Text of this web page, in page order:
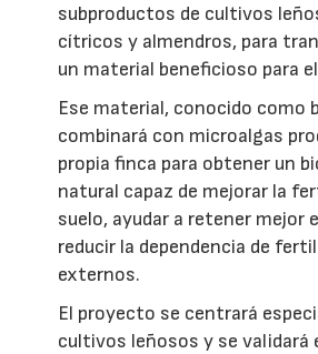
subproductos de cultivos
cítricos y almendros, para
un material beneficioso para
Ese material, conocido como
combinará con microalgas
propia finca para obtener un
natural capaz de mejorar la
suelo, ayudar a retener mejor
reducir la dependencia de
externos.
El proyecto se centrará
cultivos leñosos y se validará